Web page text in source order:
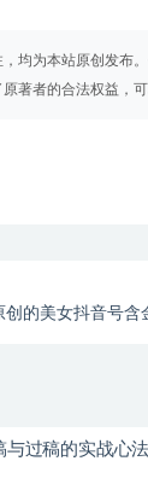
均为本站原创发布
著者的合法权益，可
创的美女抖音号含
与过稿的实战心法